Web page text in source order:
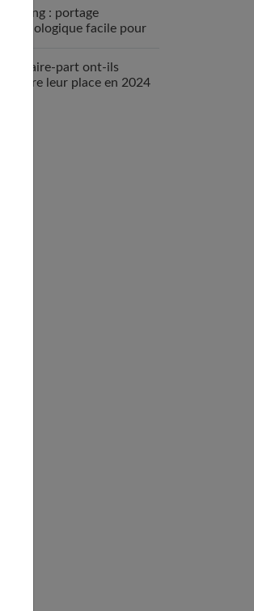
Le sling : portage
physiologique facile pour
Les faire-part ont-ils
encore leur place en 2024